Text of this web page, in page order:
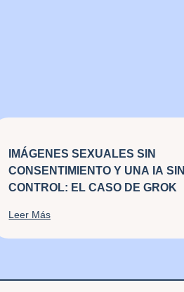
IMÁGENES SEXUALES SIN
CONSENTIMIENTO Y UNA IA SIN
CONTROL: EL CASO DE GROK
Leer Más